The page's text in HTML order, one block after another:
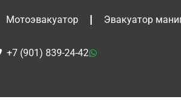
Мотоэвакуатор Эвакуатор
+7 (901) 839-24-42